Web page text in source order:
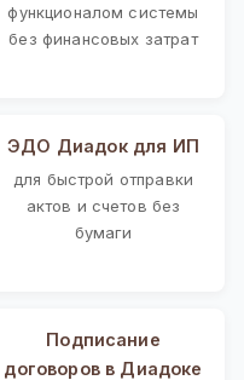
функционалом системы
без финансовых затрат
ЭДО Диадок для ИП
для быстрой отправки
актов и счетов без
бумаги
Подписание
договоров в Диадоке